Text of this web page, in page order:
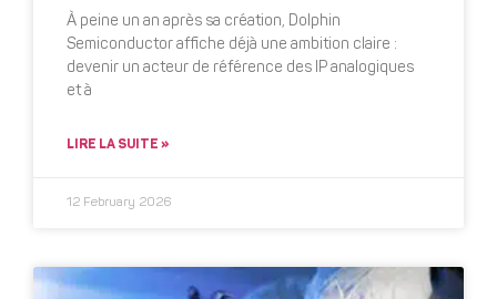
À peine un an après sa création, Dolphin
Semiconductor affiche déjà une ambition claire :
devenir un acteur de référence des IP analogiques
et à
LIRE LA SUITE »
12 February 2026